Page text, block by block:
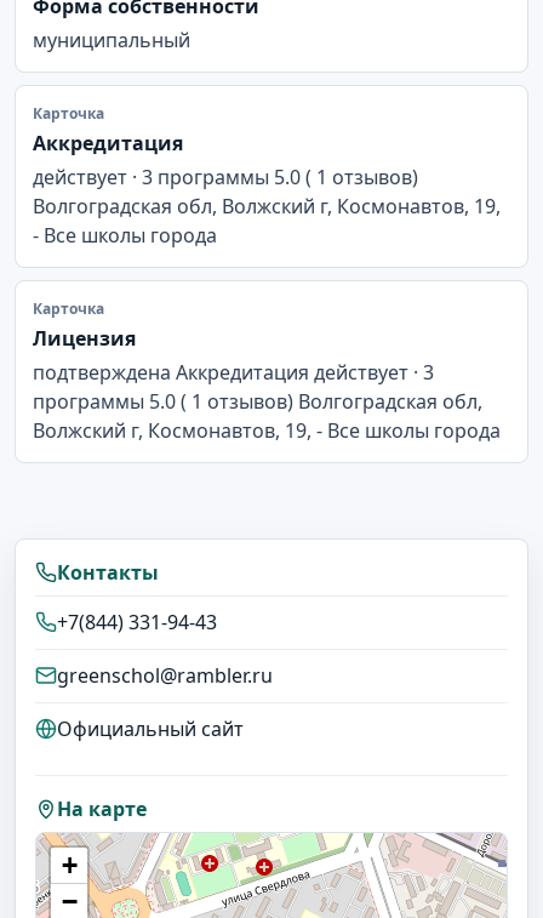
Форма собственности
муниципальный
Карточка
Аккредитация
действует · 3 программы 5.0 ( 1 отзывов)
Волгоградская обл, Волжский г, Космонавтов, 19,
- Все школы города
Карточка
Лицензия
подтверждена Аккредитация действует · 3
программы 5.0 ( 1 отзывов) Волгоградская обл,
Волжский г, Космонавтов, 19, - Все школы города
Контакты
+7(844) 331-94-43
greenschol@rambler.ru
Официальный сайт
На карте
+
−